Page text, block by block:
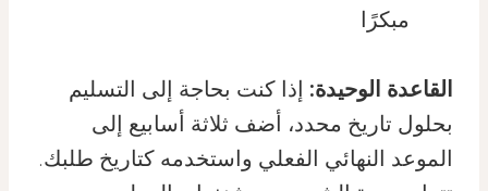
مبكرًا
القاعدة الوحيدة: إذا كنت بحاجة إلى التسليم
بحلول تاريخ محدد، أضف ثلاثة أسابيع إلى
الموعد النهائي الفعلي واستخدمه كتاريخ طلبك.